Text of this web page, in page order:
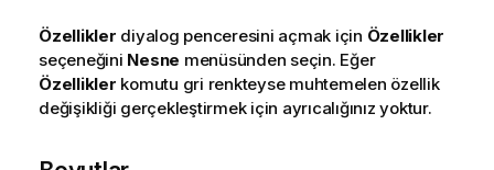
Özellikler diyalog penceresini açmak için Özellikler
seçeneğini Nesne menüsünden seçin. Eğer
Özellikler komutu gri renkteyse muhtemelen özellik
değişikliği gerçekleştirmek için ayrıcalığınız yoktur.